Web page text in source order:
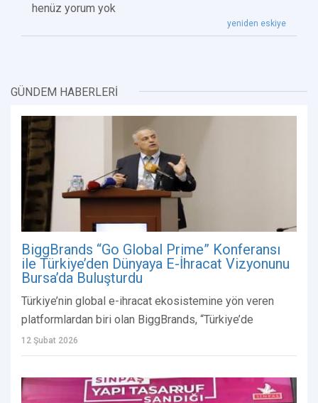
henüz yorum yok
yeniden eskiye
GÜNDEM HABERLERİ
BiggBrands “Go Global Prime” Konferansı
ile Türkiye’den Dünyaya E-İhracat Vizyonunu
Bursa’da Buluşturdu
Türkiye’nin global e-ihracat ekosistemine yön veren
platformlardan biri olan BiggBrands, “Türkiye’de
12 Şubat 2026